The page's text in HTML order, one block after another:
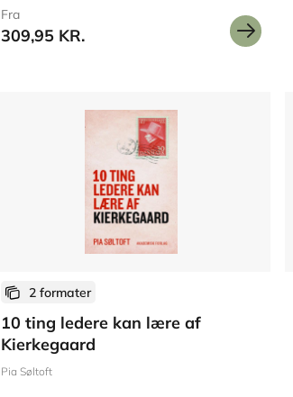
Fra
309,95 KR.
2 formater
10 ting ledere kan lære af
Kierkegaard
Pia Søltoft